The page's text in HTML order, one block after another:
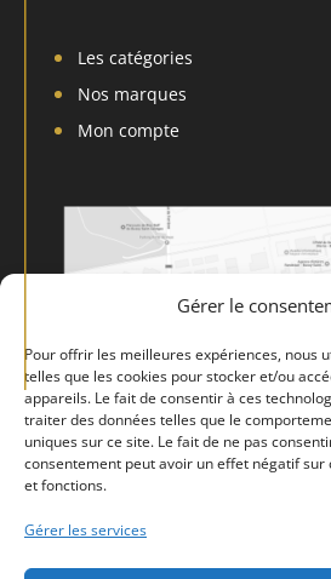
Gérer le
Pour offrir les meilleures expériences, nous
telles que les cookies pour stocker et/ou
appareils. Le fait de consentir à ces
traiter des données telles que le
uniques sur ce site. Le fait de ne pas
consentement peut avoir un effet négatif
et fonctions.
Gérer les services
Les catégories
Nos marques
Mon compte